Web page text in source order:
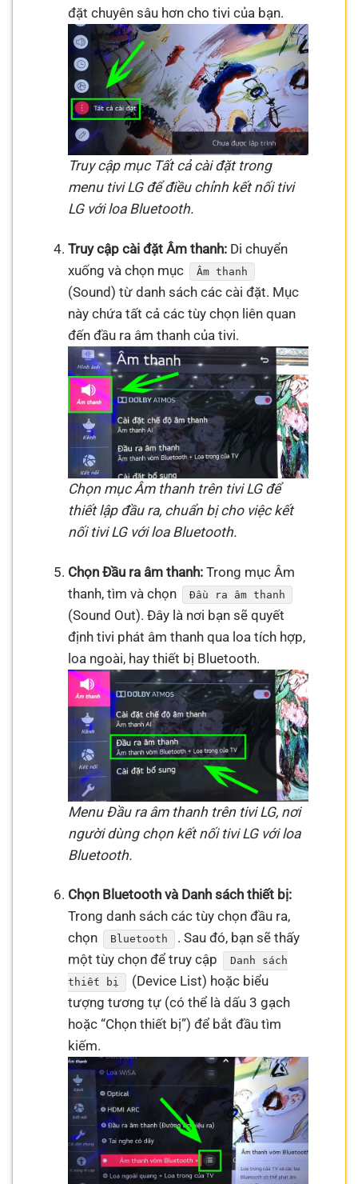
đặt chuyên sâu hơn cho tivi của bạn.
Truy cập mục Tất cả cài đặt trong
menu tivi LG để điều chỉnh kết nối tivi
LG với loa Bluetooth.
Truy cập cài đặt Âm thanh:Di chuyển
xuống và chọn mục
Âm thanh
(Sound) từ danh sách các cài đặt. Mục
này chứa tất cả các tùy chọn liên quan
đến đầu ra âm thanh của tivi.
Chọn mục Âm thanh trên tivi LG để
thiết lập đầu ra, chuẩn bị cho việc kết
nối tivi LG với loa Bluetooth.
Chọn Đầu ra âm thanh:Trong mục Âm
thanh, tìm và chọn
Đầu ra âm thanh
(Sound Out). Đây là nơi bạn sẽ quyết
định tivi phát âm thanh qua loa tích hợp,
loa ngoài, hay thiết bị Bluetooth.
Menu Đầu ra âm thanh trên tivi LG, nơi
người dùng chọn kết nối tivi LG với loa
Bluetooth.
Chọn Bluetooth và Danh sách thiết bị:
Trong danh sách các tùy chọn đầu ra,
chọn
Bluetooth
. Sau đó, bạn sẽ thấy
một tùy chọn để truy cập
Danh sách
thiết bị
(Device List) hoặc biểu
tượng tương tự (có thể là dấu 3 gạch
hoặc “Chọn thiết bị”) để bắt đầu tìm
kiếm.